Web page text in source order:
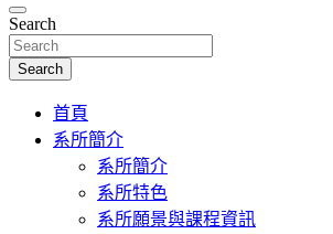
Search
Search
首頁
系所簡介
系所簡介
系所特色
系所願景與課程資訊